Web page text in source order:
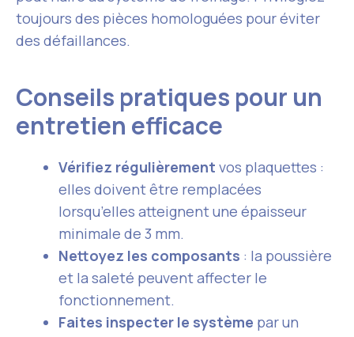
toujours des pièces homologuées pour éviter
des défaillances.
Conseils pratiques pour un
entretien efficace
Vérifiez régulièrement vos plaquettes :
elles doivent être remplacées
lorsqu’elles atteignent une épaisseur
minimale de 3 mm.
Nettoyez les composants : la poussière
et la saleté peuvent affecter le
fonctionnement.
Faites inspecter le système par un